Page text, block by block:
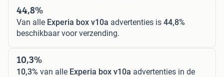
44,8%
Van alle Experia box v10a advertenties is 44,8%
beschikbaar voor verzending.
10,3%
10,3% van alle Experia box v10a advertenties in de